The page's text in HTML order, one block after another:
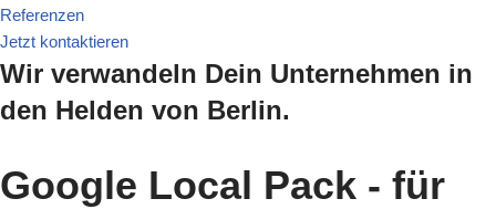
Referenzen
Jetzt kontaktieren
Wir verwandeln Dein Unternehmen in
den Helden von Berlin.
Google Local Pack - für